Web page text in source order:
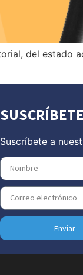
del estado
SUSCRÍBETE
Suscríbete a
Enviar